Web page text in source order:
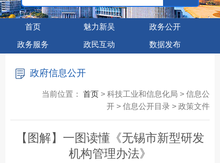
首页 魅力新吴 政务公开
政务服务 政民互动 数据发布
政府信息公开
当前位置： 首页> 科技工业和信息化局 > 信息公
开 > 信息公开目录 > 政策文件
【图解】一图读懂《无锡市新型研发
机构管理办法》